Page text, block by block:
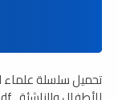
تحميل سلسلة علماء